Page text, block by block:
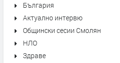
България
Актуално интервю
Общински сесии Смолян
НЛО
Здраве